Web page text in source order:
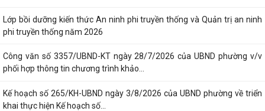
Lớp bồi dưỡng kiến thức An ninh phi truyền thống và Quản trị an ninh
phi truyền thống năm 2026
Công văn số 3357/UBND-KT ngày 28/7/2026 của UBND phường v/v
phối hợp thông tin chương trình khảo...
Kế hoạch số 265/KH-UBND ngày 3/8/2026 của UBND phường về triển
khai thực hiện Kế hoạch số...